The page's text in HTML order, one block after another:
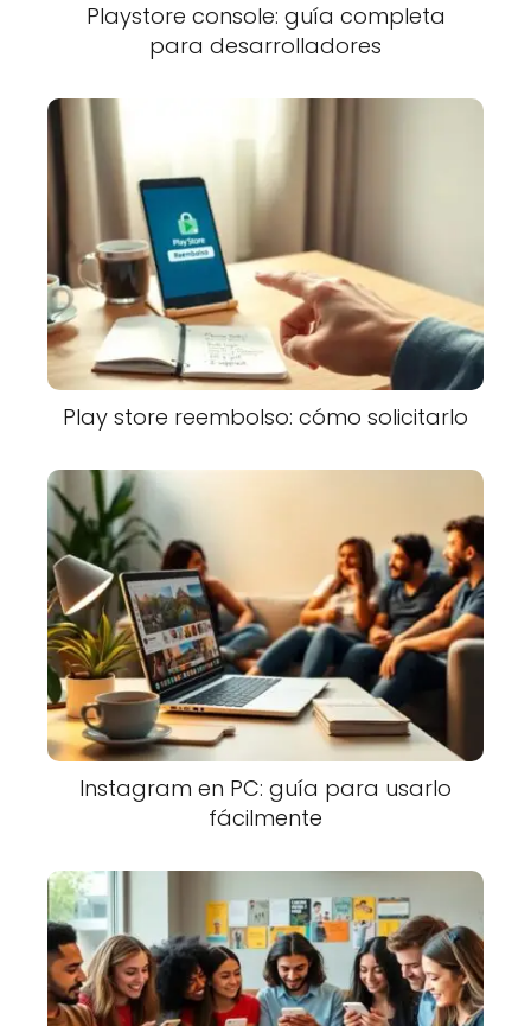
Playstore console: guía completa
para desarrolladores
Play store reembolso: cómo solicitarlo
Instagram en PC: guía para usarlo
fácilmente